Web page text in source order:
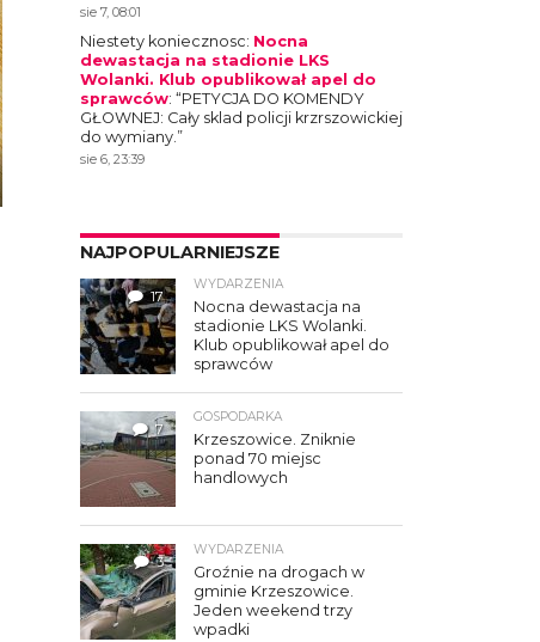
sie 7, 08:01
Niestety koniecznosc: Nocna
dewastacja na stadionie LKS
Wolanki. Klub opublikował apel do
sprawców: “PETYCJA DO KOMENDY
GŁOWNEJ: Cały sklad policji krzrszowickiej
do wymiany.”
sie 6, 23:39
NAJPOPULARNIEJSZE
17
WYDARZENIA
Nocna dewastacja na
stadionie LKS Wolanki.
Klub opublikował apel do
sprawców
7
GOSPODARKA
Krzeszowice. Zniknie
ponad 70 miejsc
handlowych
3
WYDARZENIA
Groźnie na drogach w
gminie Krzeszowice.
Jeden weekend trzy
wpadki